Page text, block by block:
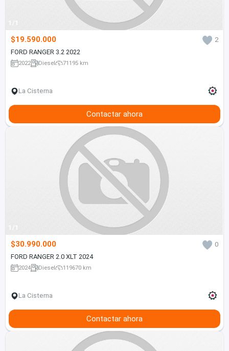
1/1
$19.590.000
2
FORD RANGER 3.2 2022
2022 Diesel 71195 km
La Cisterna
Contactar ahora
1/1
$30.990.000
0
FORD RANGER 2.0 XLT 2024
2024 Diesel 119670 km
La Cisterna
Contactar ahora